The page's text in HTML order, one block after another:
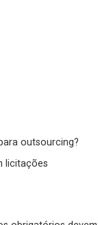
outsourcing?
licitações